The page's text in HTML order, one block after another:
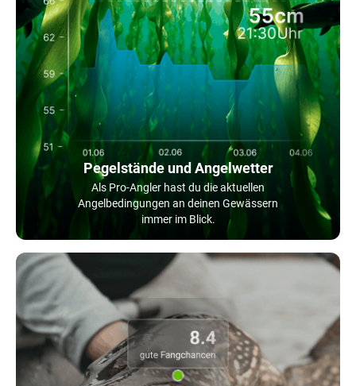
Pegelstände und Angelwetter
Als Pro-Angler hast du die aktuellen
Angelbedingungen an deinen Gewässern
immer im Blick.